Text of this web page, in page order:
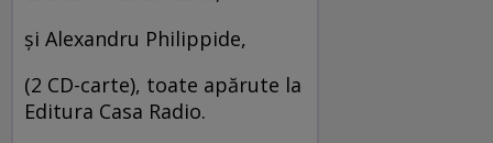
şi Alexandru Philippide,
(2 CD-carte), toate apărute la
Editura Casa Radio.